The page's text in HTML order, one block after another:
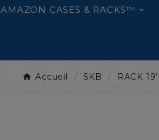
AMAZON CASES & RACKS™
Accueil SKB RACK